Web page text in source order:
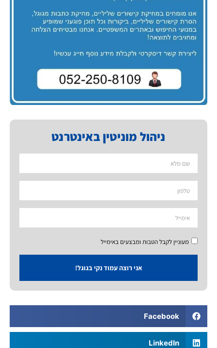
ניהול מוניטין באינטרנט
מעוניין לקבל הטבות ומבצעים באימייל
אני רוצה עמוד נקי בגוגל!
Facebook
LinkedIn